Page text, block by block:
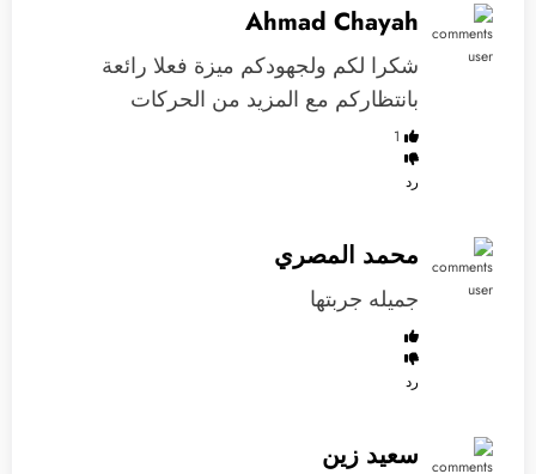
Ahmad Chayah
شكرا لكم ولجهودكم ميزة فعلا رائعة
بانتظاركم مع المزيد من الحركات
1
رد
محمد المصري
جميله جربتها
رد
سعيد زين